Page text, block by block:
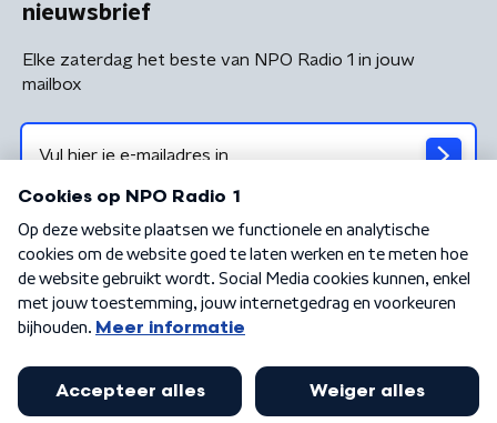
nieuwsbrief
Elke zaterdag het beste van NPO Radio 1 in jouw
mailbox
Algemene voorwaarden